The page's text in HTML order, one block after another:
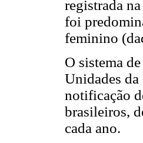
registrada
foi
feminino
O sistema
Unidades
notificação
brasileiros,
cada ano.